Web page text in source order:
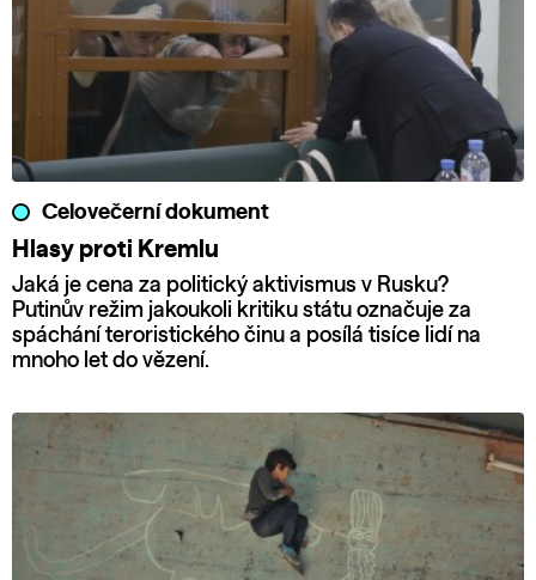
Celovečerní dokument
Hlasy proti Kremlu
Jaká je cena za politický aktivismus v Rusku?
Putinův režim jakoukoli kritiku státu označuje za
spáchání teroristického činu a posílá tisíce lidí na
mnoho let do vězení.